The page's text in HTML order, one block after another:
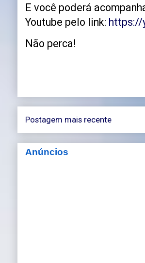
E você poderá
Youtube pelo link: https://
Não perca!
Postagem mais recente
Anúncios